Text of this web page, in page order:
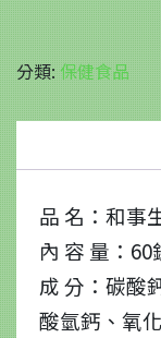
合
維
他
命
錠
(60
錠
瓶)
數
量
分類:保健食品
品 名：和事
內 容 量：60
成 分：碳酸
酸氫鈣、氧